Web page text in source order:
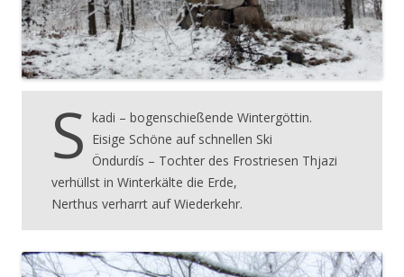
S kadi – bogenschießende Wintergöttin.
Eisige Schöne auf schnellen Ski
Öndurdís – Tochter des Frostriesen Thjazi
verhüllst in Winterkälte die Erde,
Nerthus verharrt auf Wiederkehr.